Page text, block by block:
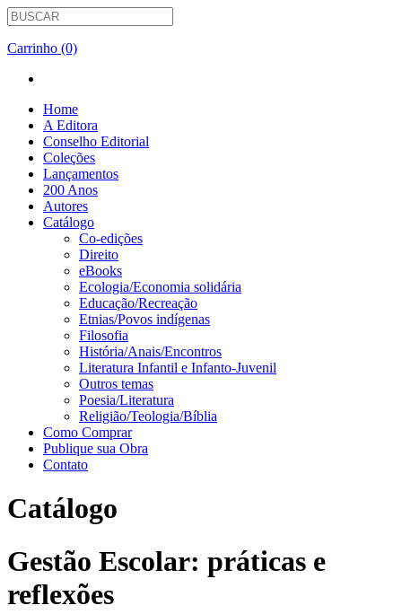
Carrinho (0)
Home
A Editora
Conselho Editorial
Coleções
Lançamentos
200 Anos
Autores
Catálogo
Co-edições
Direito
eBooks
Ecologia/Economia solidária
Educação/Recreação
Etnias/Povos indígenas
Filosofia
História/Anais/Encontros
Literatura Infantil e Infanto-Juvenil
Outros temas
Poesia/Literatura
Religião/Teologia/Bíblia
Como Comprar
Publique sua Obra
Contato
Catálogo
Gestão Escolar: práticas e
reflexões